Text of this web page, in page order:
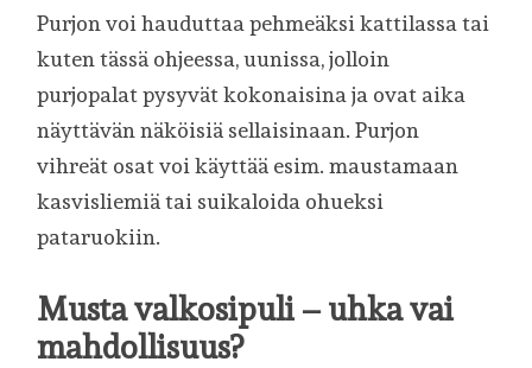
Purjon voi hauduttaa pehmeäksi kattilassa tai
kuten tässä ohjeessa, uunissa, jolloin
purjopalat pysyvät kokonaisina ja ovat aika
näyttävän näköisiä sellaisinaan. Purjon
vihreät osat voi käyttää esim. maustamaan
kasvisliemiä tai suikaloida ohueksi
pataruokiin.
Musta valkosipuli – uhka vai
mahdollisuus?